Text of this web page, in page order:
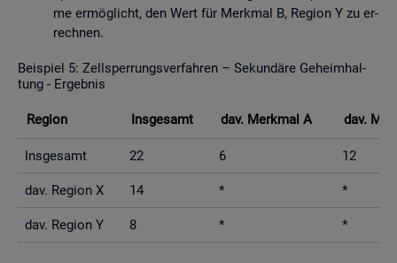
me er­mög­licht, den Wert für Merk­mal B, Re­gi­on Y zu er­
rech­nen.
Bei­spiel 5: Zell­sper­rungs­ver­fah­ren – Se­kun­dä­re Ge­heim­hal­
tung - Er­geb­nis
Re­gi­on Ins­ge­samt dav. Merk­mal A dav.
Ins­ge­samt 22 6 12
dav. Re­gi­on X 14 * *
dav. Re­gi­on Y 8 * *